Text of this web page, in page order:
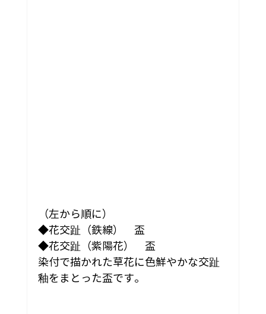
（左から順に）
◆花交趾（鉄線）　盃
◆花交趾（紫陽花）　盃
染付で描かれた草花に色鮮やかな交趾
釉をまとった盃です。